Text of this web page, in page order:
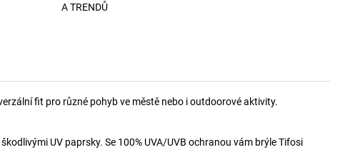
A TRENDŮ
fit pro různé pohyb ve městě nebo i outdoorové aktivity.
UV paprsky. Se 100% UVA/UVB ochranou vám brýle Tifosi